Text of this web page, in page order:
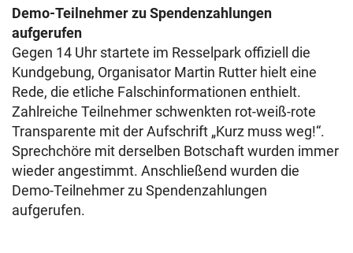
Demo-Teilnehmer zu Spendenzahlungen
aufgerufen
Gegen 14 Uhr startete im Resselpark offiziell die
Kundgebung, Organisator Martin Rutter hielt eine
Rede, die etliche Falschinformationen enthielt.
Zahlreiche Teilnehmer schwenkten rot-weiß-rote
Transparente mit der Aufschrift „Kurz muss weg!“.
Sprechchöre mit derselben Botschaft wurden immer
wieder angestimmt. Anschließend wurden die
Demo-Teilnehmer zu Spendenzahlungen
aufgerufen.